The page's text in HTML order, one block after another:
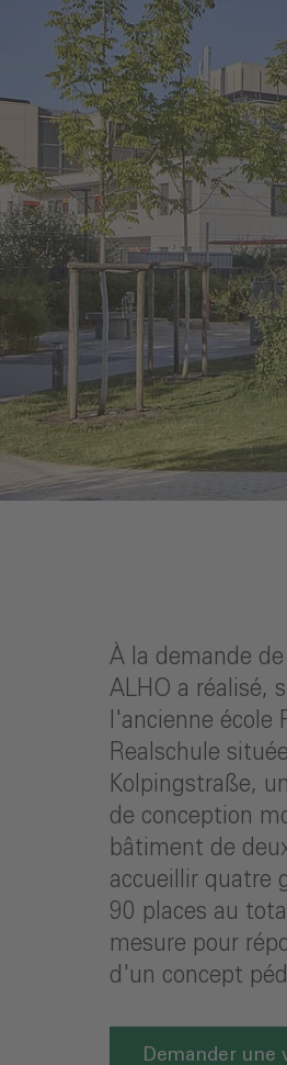
À la demande
ALHO a réalisé,
l'ancienne école
Realschule
Kolpingstraße,
de conception
bâtiment de
accueillir quatre
90 places au
mesure pour
d'un concept
Demander une